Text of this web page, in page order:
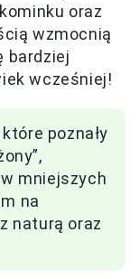
oraz
wzmocnią
bardziej
wcześniej!
poznały
mniejszych
na
naturą oraz